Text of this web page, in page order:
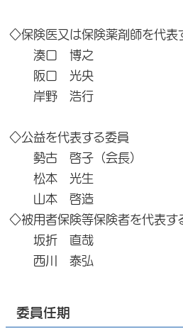
◇保険医又は保険薬剤師を代表
湊口 博之
阪口 光央
岸野 浩行
◇公益を代表する委員
勢古 啓子（会長）
松本 光生
山本 啓造
◇被用者保険等保険者を代表す
坂折 直哉
西川 泰弘
委員任期